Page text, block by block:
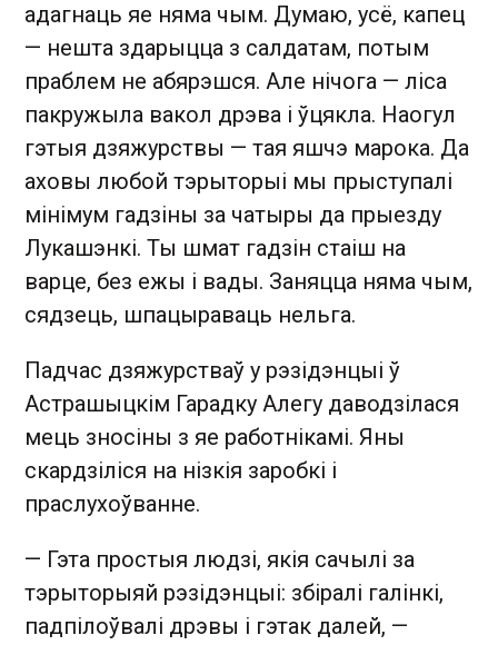
адагнаць яе няма чым. Думаю, усё, капец
— нешта здарыцца з салдатам, потым
праблем не абярэшся. Але нічога — ліса
пакружыла вакол дрэва і ўцякла. Наогул
гэтыя дзяжурствы — тая яшчэ марока. Да
аховы любой тэрыторыі мы прыступалі
мінімум гадзіны за чатыры да прыезду
Лукашэнкі. Ты шмат гадзін стаіш на
варце, без ежы і вады. Заняцца няма чым,
сядзець, шпацыраваць нельга.
Падчас дзяжурстваў у рэзідэнцыі ў
Астрашыцкім Гарадку Алегу даводзілася
мець зносіны з яе работнікамі. Яны
скардзіліся на нізкія заробкі і
праслухоўванне.
— Гэта простыя людзі, якія сачылі за
тэрыторыяй рэзідэнцыі: збіралі галінкі,
падпілоўвалі дрэвы і гэтак далей, —